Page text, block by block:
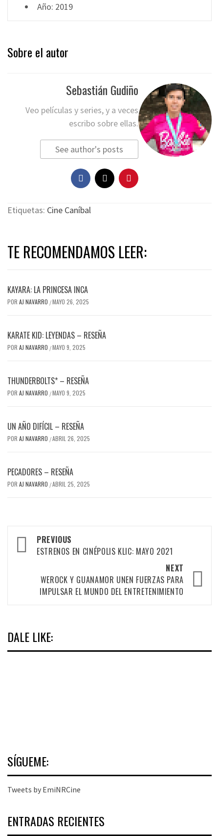
Año: 2019
Sobre el autor
Sebastián Gudiño
Veo películas y series, y a veces
escribo sobre ellas.
See author's posts
Etiquetas: Cine Caníbal
TE RECOMENDAMOS LEER:
KAYARA: LA PRINCESA INCA
POR AJ NAVARRO /MAYO 26, 2025
KARATE KID: LEYENDAS – RESEÑA
POR AJ NAVARRO /MAYO 9, 2025
THUNDERBOLTS* – RESEÑA
POR AJ NAVARRO /MAYO 9, 2025
UN AÑO DIFÍCIL – RESEÑA
POR AJ NAVARRO /ABRIL 26, 2025
PECADORES – RESEÑA
POR AJ NAVARRO /ABRIL 25, 2025
Post
navigation
PREVIOUS
ESTRENOS EN CINÉPOLIS KLIC: MAYO 2021
NEXT
WEROCK Y GUANAMOR UNEN FUERZAS PARA
IMPULSAR EL MUNDO DEL ENTRETENIMIENTO
DALE LIKE:
SÍGUEME:
Tweets by EmiNRCine
ENTRADAS RECIENTES